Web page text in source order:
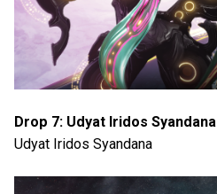
Drop 7: Udyat Iridos Syandana
Udyat Iridos Syandana